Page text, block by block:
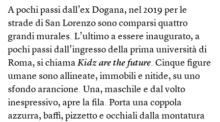
A pochi passi dall’ex Dogana, nel 2019 per le
strade di San Lorenzo sono comparsi quattro
grandi murales. L’ultimo a essere inaugurato, a
pochi passi dall’ingresso della prima università di
Roma, si chiama Kidz are the future. Cinque figure
umane sono allineate, immobili e nitide, su uno
sfondo arancione. Una, maschile e dal volto
inespressivo, apre la fila. Porta una coppola
azzurra, baffi, pizzetto e occhiali dalla montatura